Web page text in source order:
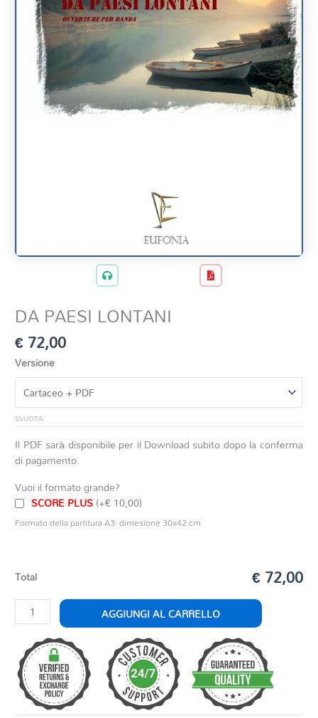
DA PAESI LONTANI
€72,00
Versione
SVUOTA
Il PDF sarà disponibile per il Download subito dopo la conferma
di pagamento.
Vuoi il formato grande?
SCORE PLUS(+€ 10,00)
Formato della partitura A3: dimesione 30x42 cm
Total € 72,00
DA
PAESI
LONTANI
quantità
AGGIUNGI AL CARRELLO